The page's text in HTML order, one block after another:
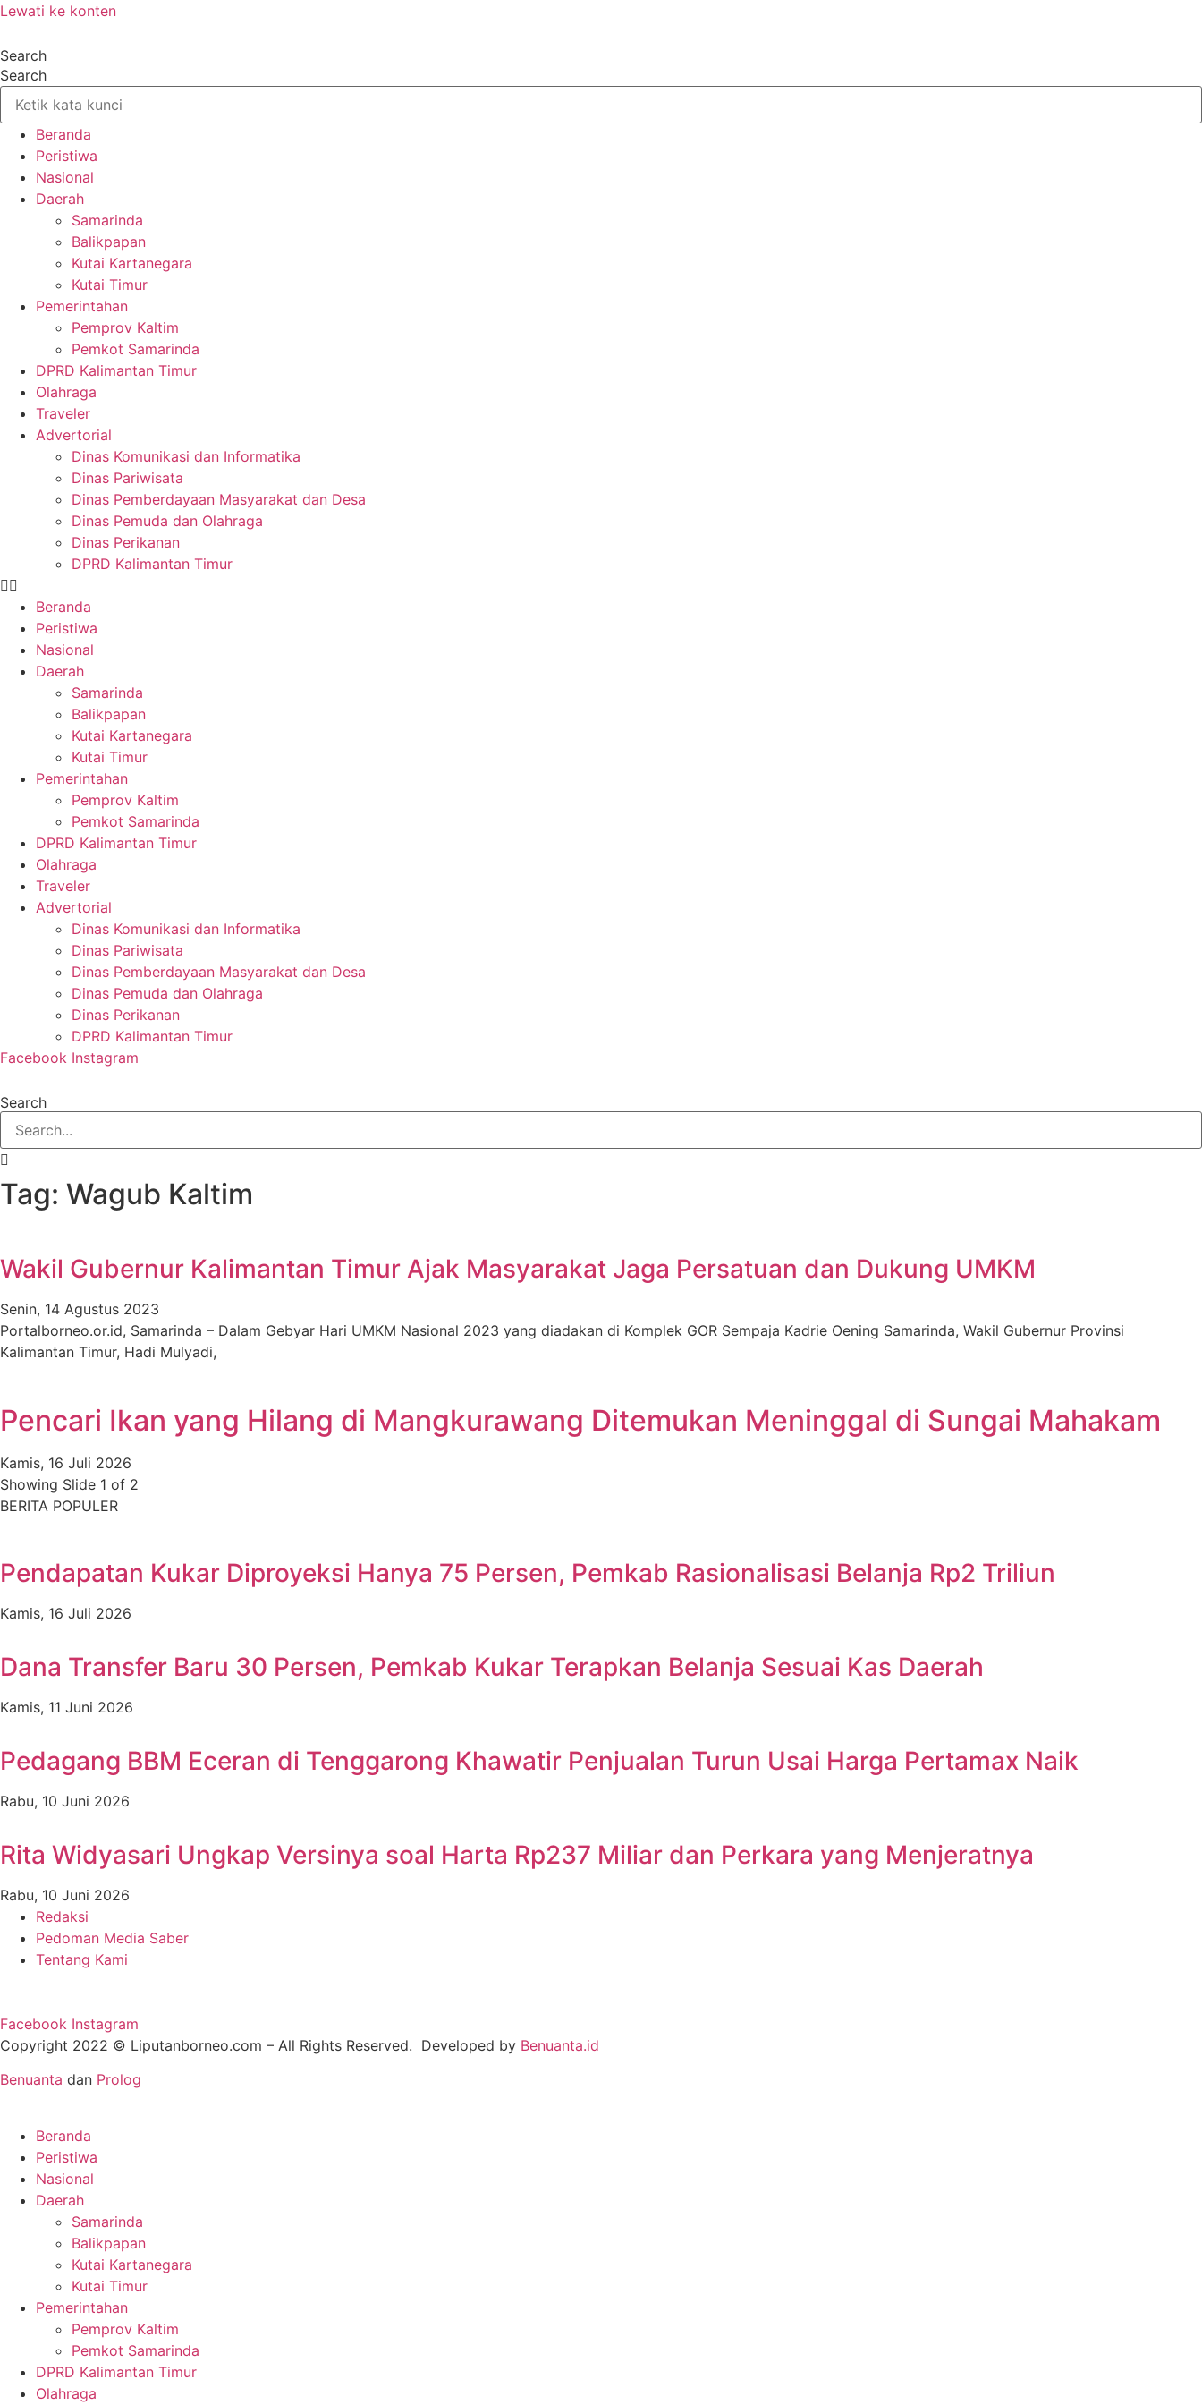
Lewati ke konten
Search
Search
Beranda
Peristiwa
Nasional
Daerah
Samarinda
Balikpapan
Kutai Kartanegara
Kutai Timur
Pemerintahan
Pemprov Kaltim
Pemkot Samarinda
DPRD Kalimantan Timur
Olahraga
Traveler
Advertorial
Dinas Komunikasi dan Informatika
Dinas Pariwisata
Dinas Pemberdayaan Masyarakat dan Desa
Dinas Pemuda dan Olahraga
Dinas Perikanan
DPRD Kalimantan Timur
Beranda
Peristiwa
Nasional
Daerah
Samarinda
Balikpapan
Kutai Kartanegara
Kutai Timur
Pemerintahan
Pemprov Kaltim
Pemkot Samarinda
DPRD Kalimantan Timur
Olahraga
Traveler
Advertorial
Dinas Komunikasi dan Informatika
Dinas Pariwisata
Dinas Pemberdayaan Masyarakat dan Desa
Dinas Pemuda dan Olahraga
Dinas Perikanan
DPRD Kalimantan Timur
Facebook Instagram
Search
Tag: Wagub Kaltim
Wakil Gubernur Kalimantan Timur Ajak Masyarakat Jaga Persatuan dan Dukung UMKM
Senin, 14 Agustus 2023
Portalborneo.or.id, Samarinda – Dalam Gebyar Hari UMKM Nasional 2023 yang diadakan di Komplek GOR Sempaja Kadrie Oening Samarinda, Wakil Gubernur Provinsi
Kalimantan Timur, Hadi Mulyadi,
Pencari Ikan yang Hilang di Mangkurawang Ditemukan Meninggal di Sungai Mahakam
Kamis, 16 Juli 2026
Showing Slide 1 of 2
BERITA POPULER
Pendapatan Kukar Diproyeksi Hanya 75 Persen, Pemkab Rasionalisasi Belanja Rp2 Triliun
Kamis, 16 Juli 2026
Dana Transfer Baru 30 Persen, Pemkab Kukar Terapkan Belanja Sesuai Kas Daerah
Kamis, 11 Juni 2026
Pedagang BBM Eceran di Tenggarong Khawatir Penjualan Turun Usai Harga Pertamax Naik
Rabu, 10 Juni 2026
Rita Widyasari Ungkap Versinya soal Harta Rp237 Miliar dan Perkara yang Menjeratnya
Rabu, 10 Juni 2026
Redaksi
Pedoman Media Saber
Tentang Kami
Facebook Instagram
Copyright 2022 © Liputanborneo.com – All Rights Reserved. Developed by Benuanta.id
Benuanta dan Prolog
Beranda
Peristiwa
Nasional
Daerah
Samarinda
Balikpapan
Kutai Kartanegara
Kutai Timur
Pemerintahan
Pemprov Kaltim
Pemkot Samarinda
DPRD Kalimantan Timur
Olahraga